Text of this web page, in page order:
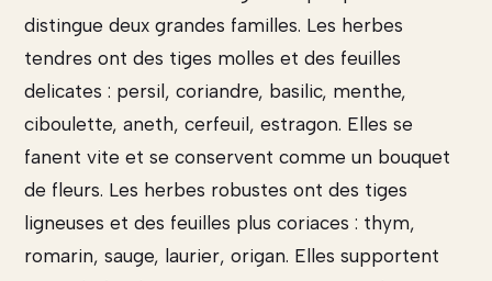
distingue deux grandes familles. Les herbes
tendres ont des tiges molles et des feuilles
delicates : persil, coriandre, basilic, menthe,
ciboulette, aneth, cerfeuil, estragon. Elles se
fanent vite et se conservent comme un bouquet
de fleurs. Les herbes robustes ont des tiges
ligneuses et des feuilles plus coriaces : thym,
romarin, sauge, laurier, origan. Elles supportent